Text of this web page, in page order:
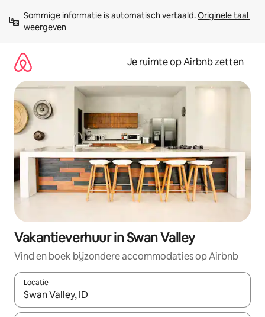
direct
naar
Sommige informatie is automatisch vertaald. Originele taal
weergeven
Je ruimte op Airbnb zetten
Vakantieverhuur in Swan Valley
Vind en boek bijzondere accommodaties op Airbnb
Locatie
Wanneer er suggesties beschikbaar zijn, maak je een keuze